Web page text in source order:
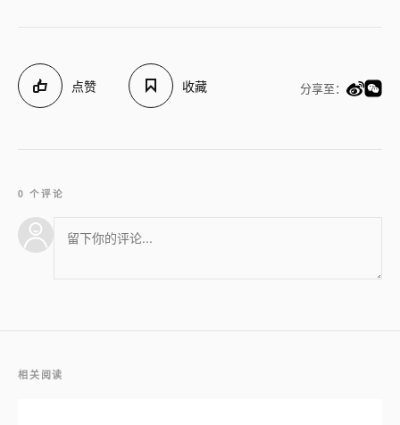
点赞 收藏 分享至：
0 个评论
相关阅读